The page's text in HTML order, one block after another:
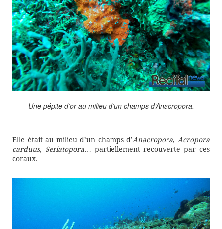
Une pépite d’or au milieu d’un champs d’Anacropora.
Elle était au milieu d’un champs d’Anacropora,Acropora
carduus, Seriatopora… partiellement recouverte par ces
coraux.